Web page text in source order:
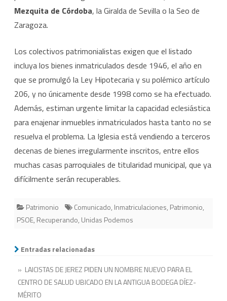
Mezquita de Córdoba, la Giralda de Sevilla o la Seo de
Zaragoza.
Los colectivos patrimonialistas exigen que el listado
incluya los bienes inmatriculados desde 1946, el año en
que se promulgó la Ley Hipotecaria y su polémico artículo
206, y no únicamente desde 1998 como se ha efectuado.
Además, estiman urgente limitar la capacidad eclesiástica
para enajenar inmuebles inmatriculados hasta tanto no se
resuelva el problema. La Iglesia está vendiendo a terceros
decenas de bienes irregularmente inscritos, entre ellos
muchas casas parroquiales de titularidad municipal, que ya
difícilmente serán recuperables.
Patrimonio Comunicado, Inmatriculaciones, Patrimonio,
PSOE, Recuperando, Unidas Podemos
Entradas relacionadas
» LAICISTAS DE JEREZ PIDEN UN NOMBRE NUEVO PARA EL
CENTRO DE SALUD UBICADO EN LA ANTIGUA BODEGA DÍEZ-
MÉRITO